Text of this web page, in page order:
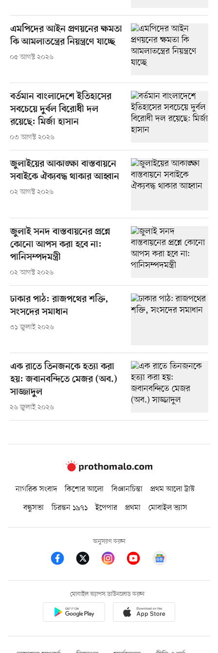
এমপিদের আইন প্রণয়নের ক্ষমতা
কি আমলাতন্ত্রের নিয়ন্ত্রণে যাচ্ছে
০৫ আগস্ট ২০২৬
বর্তমান বাংলাদেশে ইতিহাসের
সবচেয়ে দুর্বল বিরোধী দল
রয়েছে: মির্জা হাসান
০৩ আগস্ট ২০২৬
জুলাইয়ের আকাঙ্ক্ষা বাস্তবায়নে
সবাইকে ঐক্যবদ্ধ থাকার আহ্বান
০২ আগস্ট ২০২৬
জুলাই সনদ বাস্তবায়নের প্রশ্নে
কোনো আপস করা হবে না:
পানিসম্পদমন্ত্রী
০২ আগস্ট ২০২৬
ঢাকার পাঠ: রাজপথের শক্তি,
সংসদের সমাধান
৩১ জুলাই ২০২৬
এক রাতে তিনজনকে হত্যা করা
হয়: জবানবন্দিতে মেজর (অব.)
সাজ্জাদুল
২৬ জুলাই ২০২৬
নাগরিক সংবাদ কিশোর আলো বিজ্ঞানচিন্তা
প্রথম আলো ট্রাস্ট
বন্ধুসভা
চিরন্তন ১৯৭১ ইপেপার প্রথমা মোবাইল ভ্যাস
অনুসরণ করুন
মোবাইল অ্যাপস ডাউনলোড করুন